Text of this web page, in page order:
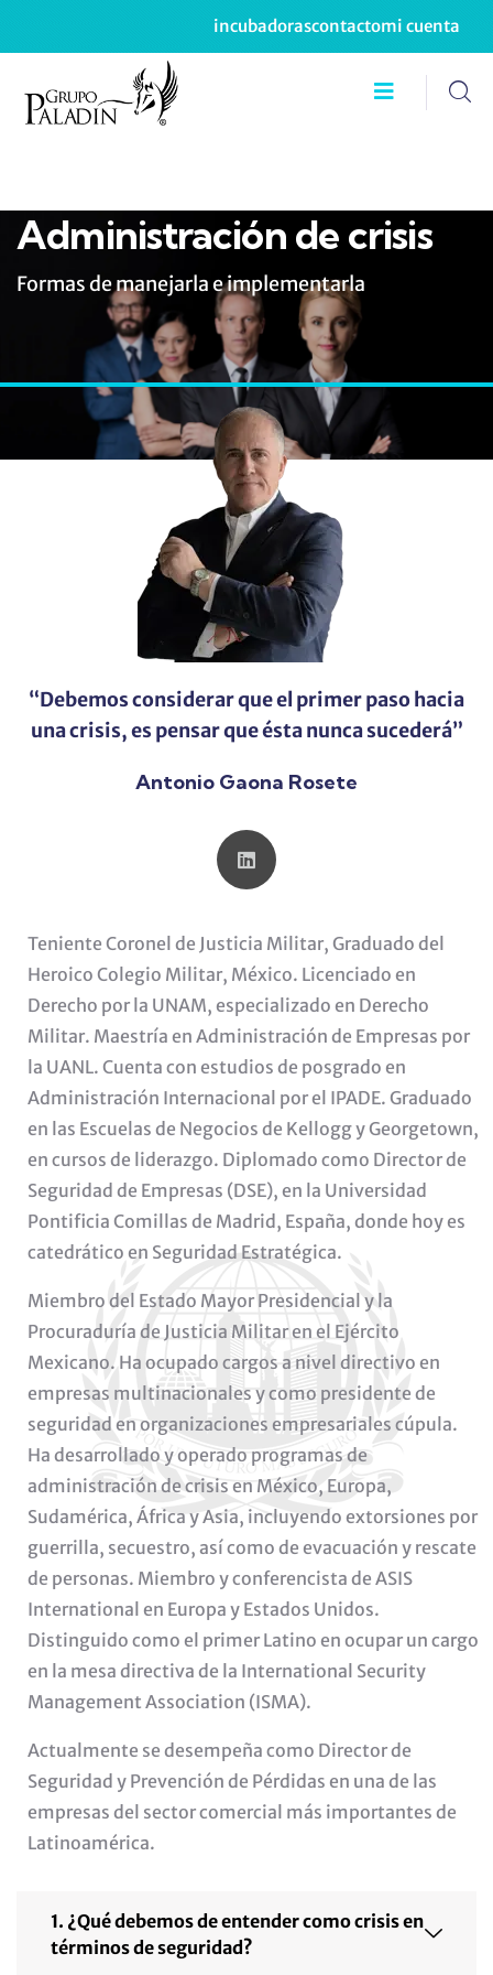
incubadorascontactomi cuenta
Administración de crisis
Formas de manejarla e implementarla
“Debemos considerar que el primer paso hacia
una crisis, es pensar que ésta nunca sucederá”
Antonio Gaona Rosete
Teniente Coronel de Justicia Militar, Graduado del
Heroico Colegio Militar, México. Licenciado en
Derecho por la UNAM, especializado en Derecho
Militar. Maestría en Administración de Empresas por
la UANL. Cuenta con estudios de posgrado en
Administración Internacional por el IPADE. Graduado
en las Escuelas de Negocios de Kellogg y Georgetown,
en cursos de liderazgo. Diplomado como Director de
Seguridad de Empresas (DSE), en la Universidad
Pontificia Comillas de Madrid, España, donde hoy es
catedrático en Seguridad Estratégica.
Miembro del Estado Mayor Presidencial y la
Procuraduría de Justicia Militar en el Ejército
Mexicano. Ha ocupado cargos a nivel directivo en
empresas multinacionales y como presidente de
seguridad en organizaciones empresariales cúpula.
Ha desarrollado y operado programas de
administración de crisis en México, Europa,
Sudamérica, África y Asia, incluyendo extorsiones por
guerrilla, secuestro, así como de evacuación y rescate
de personas. Miembro y conferencista de ASIS
International en Europa y Estados Unidos.
Distinguido como el primer Latino en ocupar un cargo
en la mesa directiva de la International Security
Management Association (ISMA).
Actualmente se desempeña como Director de
Seguridad y Prevención de Pérdidas en una de las
empresas del sector comercial más importantes de
Latinoamérica.
1. ¿Qué debemos de entender como crisis en
términos de seguridad?